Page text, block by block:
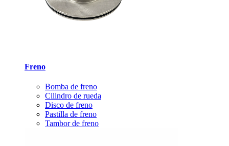
Freno
Bomba de freno
Cilindro de rueda
Disco de freno
Pastilla de freno
Tambor de freno